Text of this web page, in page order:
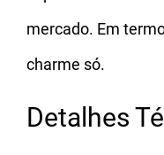
mercado. Em
charme só.
Detalhes